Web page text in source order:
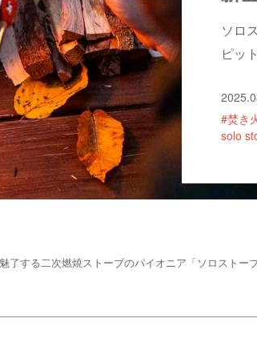
ソロ
ピッ
#焚き
solo
する二次燃焼ストーブのパイオニア「ソロスト